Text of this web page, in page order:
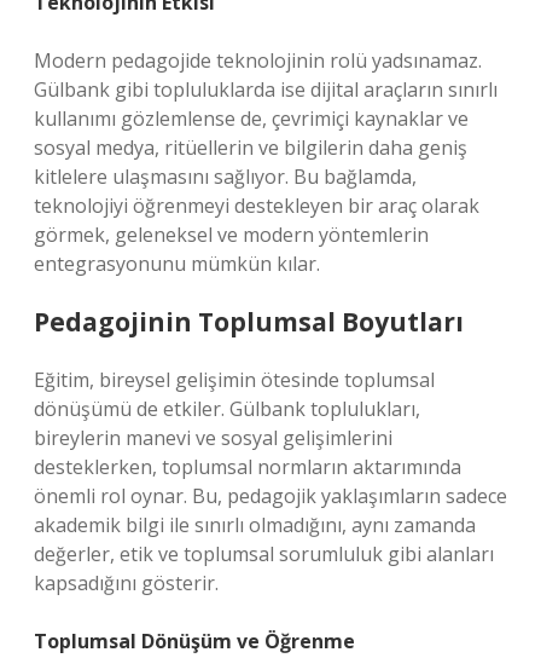
Modern pedagojide teknolojinin rolü yadsınamaz.
Gülbank gibi topluluklarda ise dijital araçların sınırlı
kullanımı gözlemlense de, çevrimiçi kaynaklar ve
sosyal medya, ritüellerin ve bilgilerin daha geniş
kitlelere ulaşmasını sağlıyor. Bu bağlamda,
teknolojiyi öğrenmeyi destekleyen bir araç olarak
görmek, geleneksel ve modern yöntemlerin
entegrasyonunu mümkün kılar.
Pedagojinin Toplumsal Boyutları
Eğitim, bireysel gelişimin ötesinde toplumsal
dönüşümü de etkiler. Gülbank toplulukları,
bireylerin manevi ve sosyal gelişimlerini
desteklerken, toplumsal normların aktarımında
önemli rol oynar. Bu, pedagojik yaklaşımların sadece
akademik bilgi ile sınırlı olmadığını, aynı zamanda
değerler, etik ve toplumsal sorumluluk gibi alanları
kapsadığını gösterir.
Toplumsal Dönüşüm ve Öğrenme